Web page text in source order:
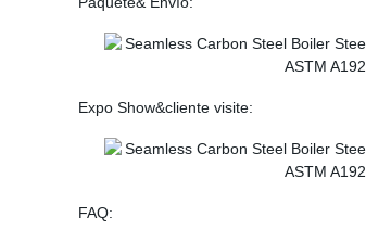
Expo Show&cliente visite:
FAQ: